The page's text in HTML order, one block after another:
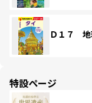
Ｄ１７
特設ページ